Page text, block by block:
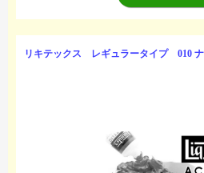
リキテックス レギュラータイプ 010